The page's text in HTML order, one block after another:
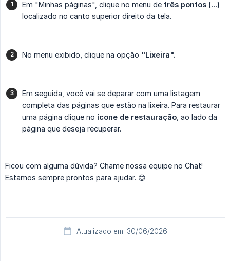
Em "Minhas páginas", clique no menu de três pontos (...)
localizado no canto superior direito da tela.
No menu exibido, clique na opção "Lixeira".
Em seguida, você vai se deparar com uma listagem
completa das páginas que estão na lixeira. Para restaurar
uma página clique no ícone de restauração , ao lado da
página que deseja recuperar.
Ficou com alguma dúvida? Chame nossa equipe no Chat!
Estamos sempre prontos para ajudar. 😊
Atualizado em: 30/06/2026